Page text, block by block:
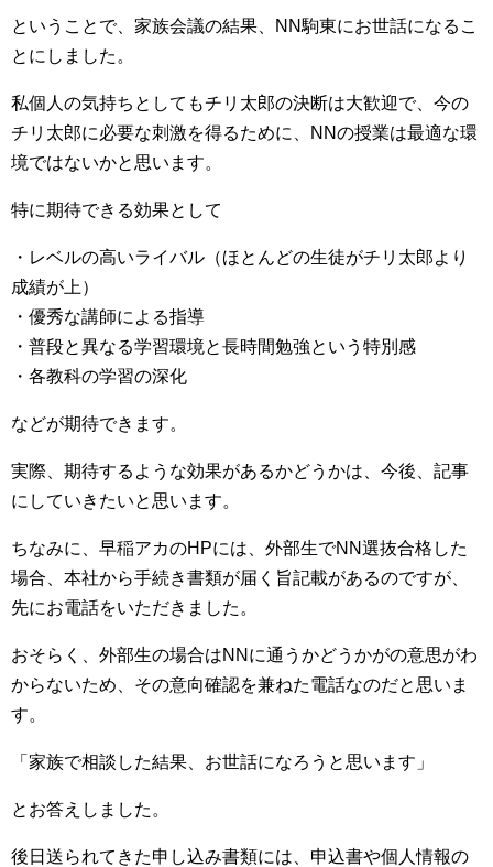
ということで、家族会議の結果、NN駒東にお世話になるこ
とにしました。
私個人の気持ちとしてもチリ太郎の決断は大歓迎で、今の
チリ太郎に必要な刺激を得るために、NNの授業は最適な環
境ではないかと思います。
特に期待できる効果として
・レベルの高いライバル（ほとんどの生徒がチリ太郎より
成績が上）
・優秀な講師による指導
・普段と異なる学習環境と長時間勉強という特別感
・各教科の学習の深化
などが期待できます。
実際、期待するような効果があるかどうかは、今後、記事
にしていきたいと思います。
ちなみに、早稲アカのHPには、外部生でNN選抜合格した
場合、本社から手続き書類が届く旨記載があるのですが、
先にお電話をいただきました。
おそらく、外部生の場合はNNに通うかどうかがの意思がわ
からないため、その意向確認を兼ねた電話なのだと思いま
す。
「家族で相談した結果、お世話になろうと思います」
とお答えしました。
後日送られてきた申し込み書類には、申込書や個人情報の